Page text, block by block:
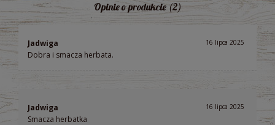
Opinie o produkcie (2)
Jadwiga 16 lipca 2025
Dobra i smacza herbata.
Jadwiga 16 lipca 2025
Smacza herbatka